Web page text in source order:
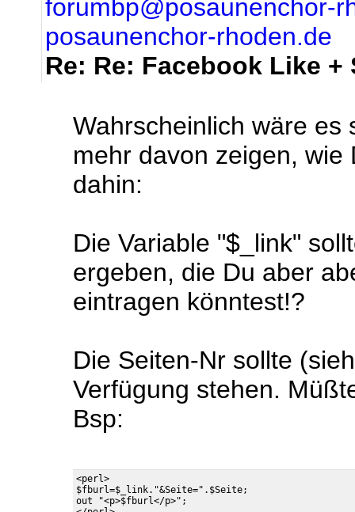
forumbp@posaunenchor-
posaunenchor-rhoden.de
Re: Re: Facebook Like
Wahrscheinlich wäre es
mehr davon zeigen,
dahin:
Die Variable "$_link"
ergeben, die Du aber
eintragen könntest!?
Die Seiten-Nr sollte
Verfügung stehen.
Bsp:
<perl>
$fburl=$_link."&Seite=".$Seite;
out "<p>$fburl</p>";